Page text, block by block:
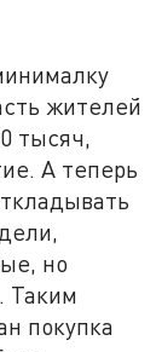
жителей
тысяч,
А теперь
но
Таким
покупка